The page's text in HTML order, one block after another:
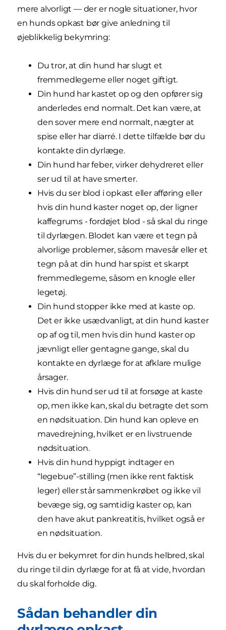
mere alvorligt — der er nogle situationer, hvor
en hunds opkast bør give anledning til
øjeblikkelig bekymring:
Du tror, at din hund har slugt et
fremmedlegeme eller noget giftigt.
Din hund har kastet op og den opfører sig
anderledes end normalt. Det kan være, at
den sover mere end normalt, nægter at
spise eller har diarré. I dette tilfælde bør du
kontakte din dyrlæge.
Din hund har feber, virker dehydreret eller
ser ud til at have smerter.
Hvis du ser blod i opkast eller afføring eller
hvis din hund kaster noget op, der ligner
kaffegrums - fordøjet blod - så skal du ringe
til dyrlægen. Blodet kan være et tegn på
alvorlige problemer, såsom mavesår eller et
tegn på at din hund har spist et skarpt
fremmedlegeme, såsom en knogle eller
legetøj.
Din hund stopper ikke med at kaste op.
Det er ikke usædvanligt, at din hund kaster
op af og til, men hvis din hund kaster op
jævnligt eller gentagne gange, skal du
kontakte en dyrlæge for at afklare mulige
årsager.
Hvis din hund ser ud til at forsøge at kaste
op, men ikke kan, skal du betragte det som
en nødsituation. Din hund kan opleve en
mavedrejning, hvilket er en livstruende
nødsituation.
Hvis din hund hyppigt indtager en
“legebue”-stilling (men ikke rent faktisk
leger) eller står sammenkrøbet og ikke vil
bevæge sig, og samtidig kaster op, kan
den have akut pankreatitis, hvilket også er
en nødsituation.
Hvis du er bekymret for din hunds helbred, skal
du ringe til din dyrlæge for at få at vide, hvordan
du skal forholde dig.
Sådan behandler din